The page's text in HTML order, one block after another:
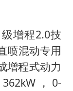
增程2.0技
喷混动专用
增程式动力
，0-